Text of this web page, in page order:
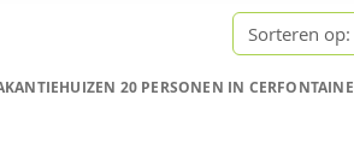
Sorteren op:
20 PERSONEN IN CERFONTAINE